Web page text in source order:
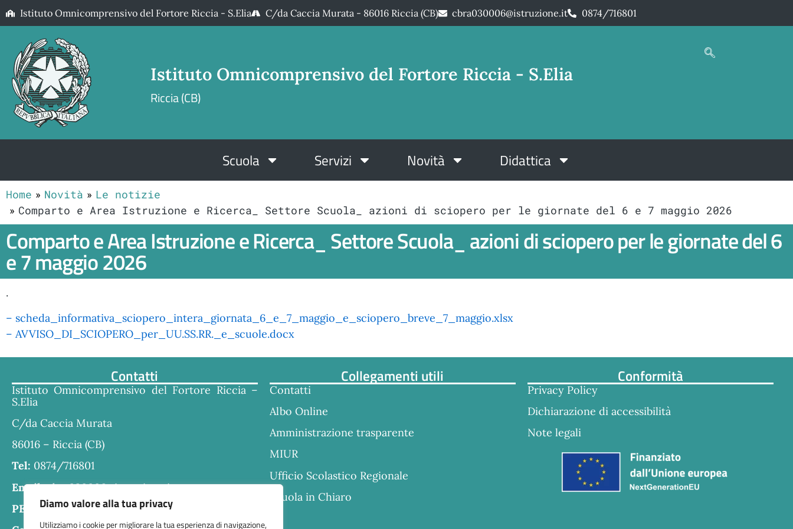
Diamo valore alla tua privacy
Utilizziamo i cookie per migliorare la tua esperienza di navigazione,
Istituto Omnicomprensivo del Fortore Riccia - S.Elia C/da Caccia Murata - 86016 Riccia (CB) cbra030006@istruzione.it 0874/716801
Istituto Omnicomprensivo del Fortore Riccia - S.Elia
Riccia (CB)
Scuola Servizi Novità Didattica
Home Novità
Le notizie
Comparto e Area Istruzione e Ricerca_ Settore Scuola_ azioni di sciopero per le giornate del 6 e 7 maggio 2026
Comparto e Area Istruzione e Ricerca_ Settore Scuola_ azioni di sciopero per le giornate del 6
e 7 maggio 2026
.
– scheda_informativa_sciopero_intera_giornata_6_e_7_maggio_e_sciopero_breve_7_maggio.xlsx
– AVVISO_DI_SCIOPERO_per_UU.SS.RR._e_scuole.docx
Contatti
Istituto Omnicomprensivo del Fortore Riccia –
S.Elia
C/da Caccia Murata
86016 – Riccia (CB)
Tel: 0874/716801
Email: cbra030006@istruzione.it
PEC:
cbra030006@pec.istruzione.it
Collegamenti utili
Contatti
Albo Online
Amministrazione trasparente
MIUR
Ufficio Scolastico Regionale
Scuola in Chiaro
Conformità
Privacy Policy
Dichiarazione di accessibilità
Note legali